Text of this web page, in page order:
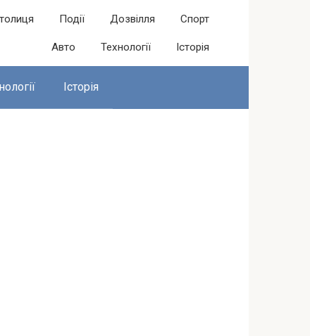
Події Дозвілля Спорт
Авто Технології Історія
Історія